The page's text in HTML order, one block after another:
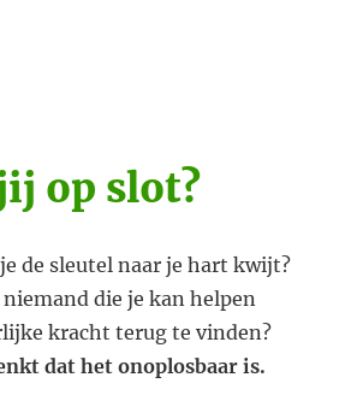
op slot?
de sleutel naar je hart kwijt?
niemand die je kan helpen
kracht terug te vinden?
dat het onoplosbaar is.